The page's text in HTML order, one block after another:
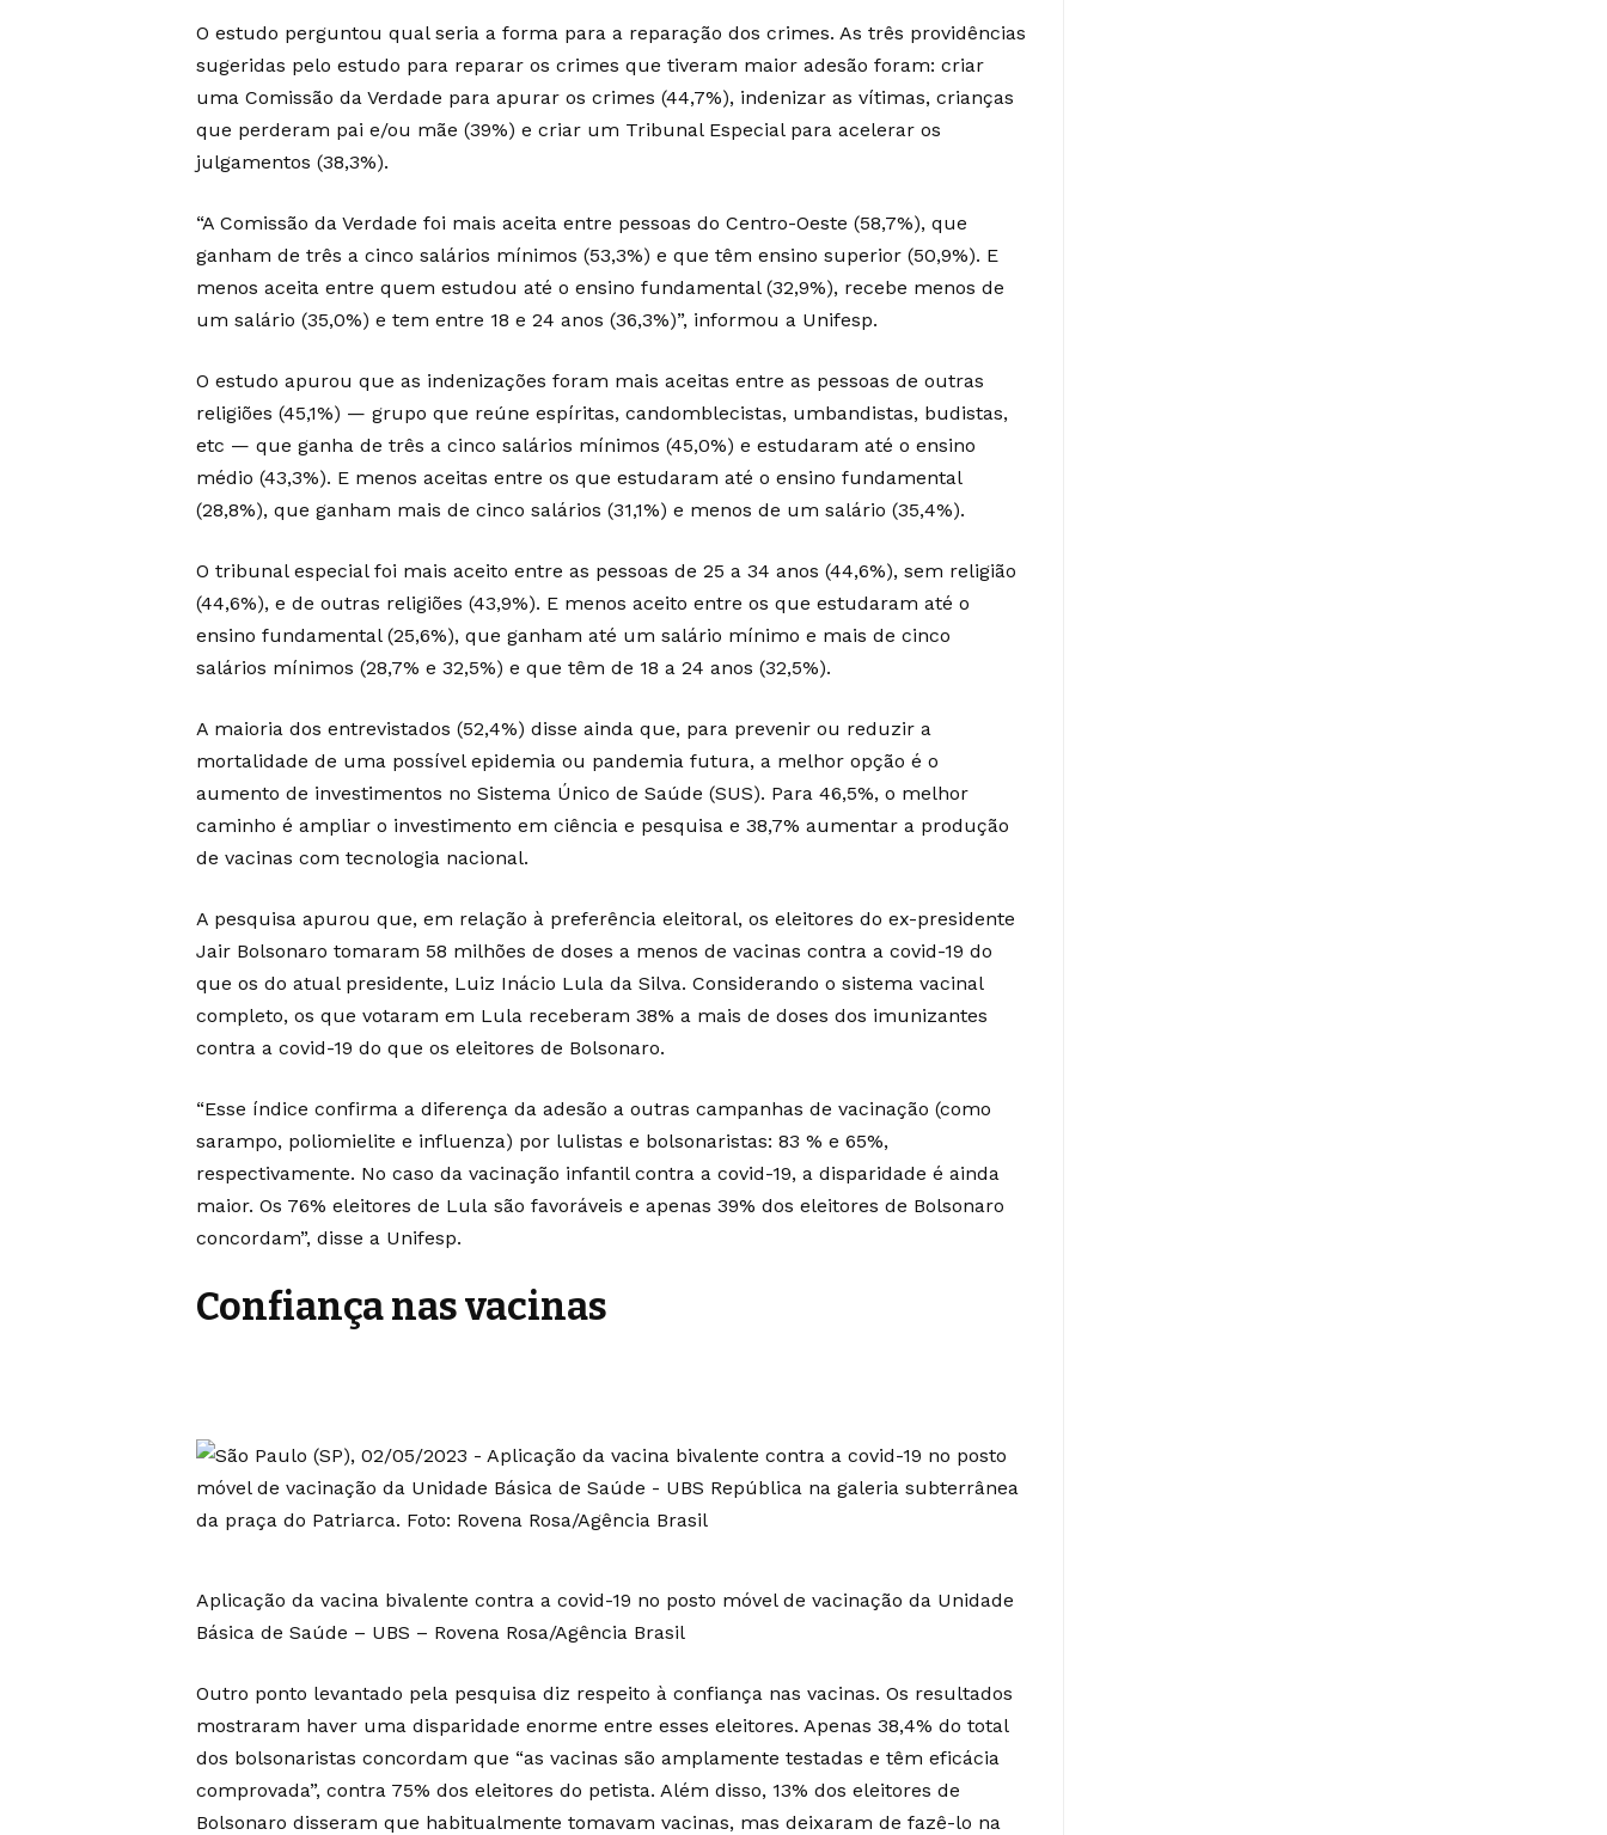
O estudo perguntou qual seria a forma para a reparação dos crimes. As três providências
sugeridas pelo estudo para reparar os crimes que tiveram maior adesão foram: criar
uma Comissão da Verdade para apurar os crimes (44,7%), indenizar as vítimas, crianças
que perderam pai e/ou mãe (39%) e criar um Tribunal Especial para acelerar os
julgamentos (38,3%).
“A Comissão da Verdade foi mais aceita entre pessoas do Centro-Oeste (58,7%), que
ganham de três a cinco salários mínimos (53,3%) e que têm ensino superior (50,9%). E
menos aceita entre quem estudou até o ensino fundamental (32,9%), recebe menos de
um salário (35,0%) e tem entre 18 e 24 anos (36,3%)”, informou a Unifesp.
O estudo apurou que as indenizações foram mais aceitas entre as pessoas de outras
religiões (45,1%) — grupo que reúne espíritas, candomblecistas, umbandistas, budistas,
etc — que ganha de três a cinco salários mínimos (45,0%) e estudaram até o ensino
médio (43,3%). E menos aceitas entre os que estudaram até o ensino fundamental
(28,8%), que ganham mais de cinco salários (31,1%) e menos de um salário (35,4%).
O tribunal especial foi mais aceito entre as pessoas de 25 a 34 anos (44,6%), sem religião
(44,6%), e de outras religiões (43,9%). E menos aceito entre os que estudaram até o
ensino fundamental (25,6%), que ganham até um salário mínimo e mais de cinco
salários mínimos (28,7% e 32,5%) e que têm de 18 a 24 anos (32,5%).
A maioria dos entrevistados (52,4%) disse ainda que, para prevenir ou reduzir a
mortalidade de uma possível epidemia ou pandemia futura, a melhor opção é o
aumento de investimentos no Sistema Único de Saúde (SUS). Para 46,5%, o melhor
caminho é ampliar o investimento em ciência e pesquisa e 38,7% aumentar a produção
de vacinas com tecnologia nacional.
A pesquisa apurou que, em relação à preferência eleitoral, os eleitores do ex-presidente
Jair Bolsonaro tomaram 58 milhões de doses a menos de vacinas contra a covid-19 do
que os do atual presidente, Luiz Inácio Lula da Silva. Considerando o sistema vacinal
completo, os que votaram em Lula receberam 38% a mais de doses dos imunizantes
contra a covid-19 do que os eleitores de Bolsonaro.
“Esse índice confirma a diferença da adesão a outras campanhas de vacinação (como
sarampo, poliomielite e influenza) por lulistas e bolsonaristas: 83 % e 65%,
respectivamente. No caso da vacinação infantil contra a covid-19, a disparidade é ainda
maior. Os 76% eleitores de Lula são favoráveis e apenas 39% dos eleitores de Bolsonaro
concordam”, disse a Unifesp.
Confiança nas vacinas
Aplicação da vacina bivalente contra a covid-19 no posto móvel de vacinação da Unidade
Básica de Saúde – UBS – Rovena Rosa/Agência Brasil
Outro ponto levantado pela pesquisa diz respeito à confiança nas vacinas. Os resultados
mostraram haver uma disparidade enorme entre esses eleitores. Apenas 38,4% do total
dos bolsonaristas concordam que “as vacinas são amplamente testadas e têm eficácia
comprovada”, contra 75% dos eleitores do petista. Além disso, 13% dos eleitores de
Bolsonaro disseram que habitualmente tomavam vacinas, mas deixaram de fazê-lo na